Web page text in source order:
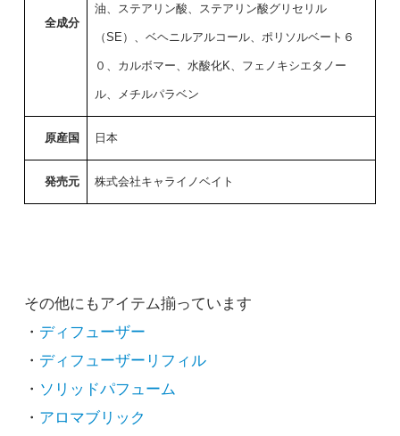
全成分
油、ステアリン酸、ステアリン酸グリセリル
（SE）、ベヘニルアルコール、ポリソルベート６
０、カルボマー、水酸化K、フェノキシエタノー
ル、メチルパラベン
原産国 日本
発売元 株式会社キャライノベイト
その他にもアイテム揃っています
・ ディフューザー
・ ディフューザーリフィル
・ ソリッドパフューム
・ アロマブリック